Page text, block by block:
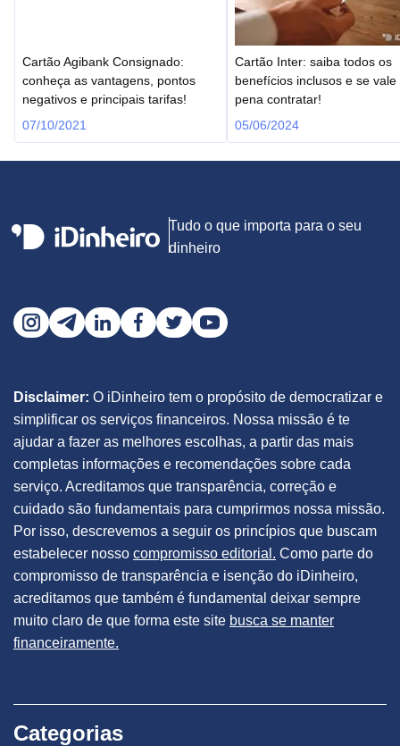
Cartão Agibank Consignado:
conheça as vantagens, pontos
negativos e principais tarifas!
07/10/2021
Cartão Inter: saiba todos os
benefícios inclusos e se vale
pena contratar!
05/06/2024
Tudo o que importa para o seu
dinheiro
Disclaimer: O iDinheiro tem o propósito de democratizar e
simplificar os serviços financeiros. Nossa missão é te
ajudar a fazer as melhores escolhas, a partir das mais
completas informações e recomendações sobre cada
serviço. Acreditamos que transparência, correção e
cuidado são fundamentais para cumprirmos nossa missão.
Por isso, descrevemos a seguir os princípios que buscam
estabelecer nosso compromisso editorial. Como parte do
compromisso de transparência e isenção do iDinheiro,
acreditamos que também é fundamental deixar sempre
muito claro de que forma este site busca se manter
financeiramente.
Categorias